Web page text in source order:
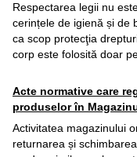
Respectarea legii nu
cerințele de igienă și de
ca scop protecţia
corp este folosită doar
Acte normative care
produselor în
Activitatea magazinului
returnarea și